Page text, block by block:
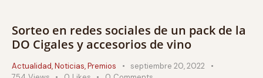
Sorteo en redes sociales de un pack de la
DO Cigales y accesorios de vino
Actualidad,Noticias,Premios
septiembre 20, 2022